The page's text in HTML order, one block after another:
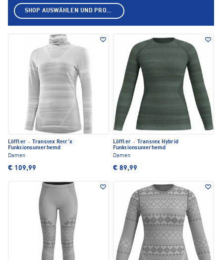
Löffler ·
Transtex Retr'x
Funktionsunterhemd
Damen
€ 109,99
Löffler ·
Transtex Hybrid
Funktionsunterhemd
Damen
€ 89,99
SHOP AUSWÄHLEN UND PRODUKTE ANZEIGEN